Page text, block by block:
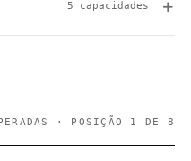
5 capacidades
· POSIÇÃO 1 DE 8